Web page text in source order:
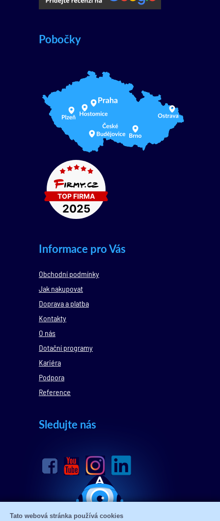
Pobočky
Informace pro Vás
Obchodní podmínky
Jak nakupovat
Doprava a platba
Kontakty
O nás
Dotační programy
Kariéra
Podpora
Reference
Sledujte nás
Tato webová stránka používá cookies